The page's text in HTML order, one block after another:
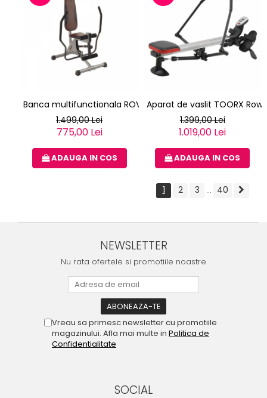
Banca multifunctionala ROVERA HYDRO MASTER
1.499,00 Lei
775,00 Lei
ADAUGA IN COS
Aparat de vaslit TOORX
1.399,00 Lei
1.019,00 Lei
ADAUGA IN COS
1 2 3 ... 40
NEWSLETTER
Nu rata ofertele si promotiile noastre
Vreau sa primesc newsletter cu promotiile
magazinului. Afla mai multe in Politica de
Confidentialitate
SOCIAL